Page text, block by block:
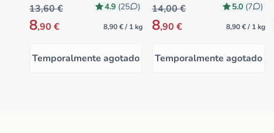
4.9 (25 )
13,60 €
8,90 € 8,90 € / 1 kg
Temporalmente agotado
5.0 (7 )
14,00 €
8,90 € 8,90 € / 1 kg
Temporalmente agotado